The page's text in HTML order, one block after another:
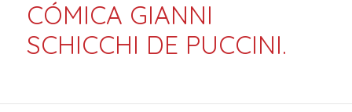
CÓMICA GIANNI
SCHICCHI DE PUCCINI.